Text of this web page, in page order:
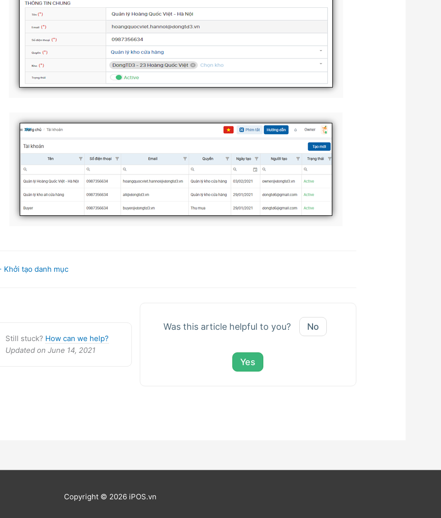
Khởi tạo danh mục
Still stuck? How can we help?
Updated on June 14, 2021
Was this article helpful to you? No
Yes
Copyright © 2026 iPOS.vn